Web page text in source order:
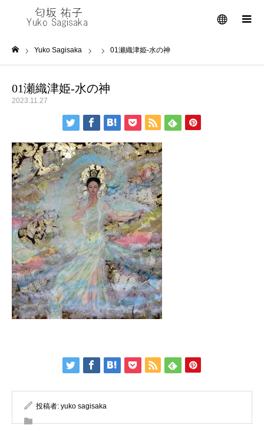
メニュー
Yuko Sagisaka 01瀬織津姫-水の神
01瀬織津姫-水の神
2023.11.27
投稿者: yuko sagisaka